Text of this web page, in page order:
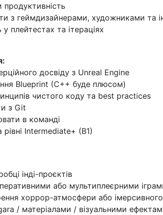
продуктивність
з геймдизайнерами, художниками та
плейтестах та ітераціях
досвіду з Unreal Engine
Blueprint (C++ буде плюсом)
чистого коду та best practices
з Git
в команді
рівні Intermediate+ (B1)
інді-проєктів
або мультиплеєрними
хоррор-атмосфери або
/ матеріалами / візуальними